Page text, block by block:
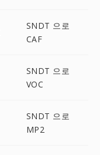
SNDT 으로
CAF
SNDT 으로
VOC
SNDT 으로
MP2